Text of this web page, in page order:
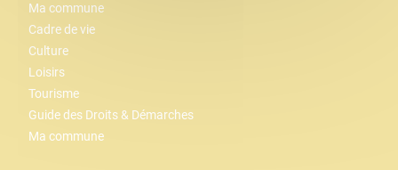
Ma commune
Cadre de vie
Culture
Loisirs
Tourisme
Guide des Droits & Démarches
Ma commune